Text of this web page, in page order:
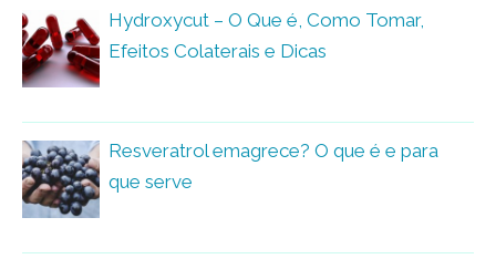
Hydroxycut – O Que é, Como Tomar,
Efeitos Colaterais e Dicas
Resveratrol emagrece? O que é e para
que serve